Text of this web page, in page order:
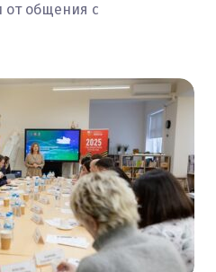
от общения с